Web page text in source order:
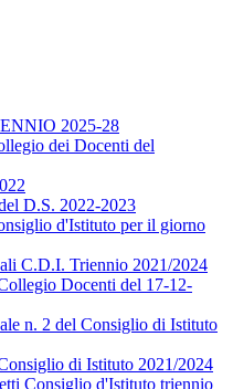
2025-28
dei Docenti del
D.S. 2022-2023
d'Istituto per il giorno
C.D.I. Triennio 2021/2024
Docenti del 17-12-
n. 2 del Consiglio di Istituto
di Istituto 2021/2024
Consiglio d'Istituto triennio